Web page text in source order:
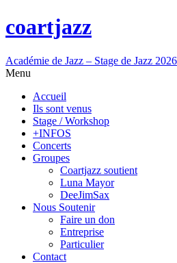
coartjazz
Académie de Jazz – Stage de Jazz 2026
Menu
Accueil
Ils sont venus
Stage / Workshop
+INFOS
Concerts
Groupes
Coartjazz soutient
Luna Mayor
DeeJimSax
Nous Soutenir
Faire un don
Entreprise
Particulier
Contact